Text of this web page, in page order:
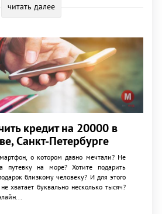
читать далее
кредит на 20000 в
Санкт-Петербурге
о котором давно мечтали? Не
путевку на море? Хотите подарить
близкому человеку? И для этого
хватает буквально несколько тысяч?